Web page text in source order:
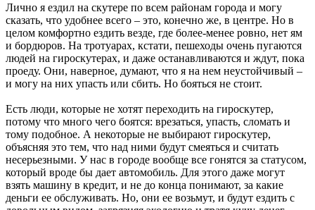
Лично я ездил на скутере по всем районам города и могу
сказать, что удобнее всего – это, конечно же, в центре. Но в
целом комфортно ездить везде, где более-менее ровно, нет ям
и бордюров. На тротуарах, кстати, пешеходы очень пугаются
людей на гироскутерах, и даже останавливаются и ждут, пока
проеду. Они, наверное, думают, что я на нем неустойчивый –
и могу на них упасть или сбить. Но бояться не стоит.
Есть люди, которые не хотят переходить на гироскутер,
потому что много чего боятся: врезаться, упасть, сломать и
тому подобное. А некоторые не выбирают гироскутер,
объясняя это тем, что над ними будут смеяться и считать
несерьезными. У нас в городе вообще все гонятся за статусом,
который вроде бы дает автомобиль. Для этого даже могут
взять машину в кредит, и не до конца понимают, за какие
деньги ее обслуживать. Но, они ее возьмут, и будут ездить с